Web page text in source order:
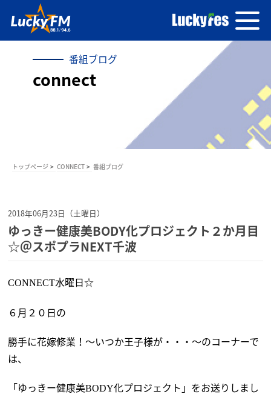
番組ブログ
connect
トップページ CONNECT 番組ブログ
2018年06月23日（土曜日）
ゆっきー健康美BODY化プロジェクト２か月目
☆＠スポプラNEXT千波
CONNECT水曜日☆
６月２０日の
勝手に花嫁修業！～いつか王子様が・・・～のコーナーで
は、
「ゆっきー健康美BODY化プロジェクト」をお送りしまし